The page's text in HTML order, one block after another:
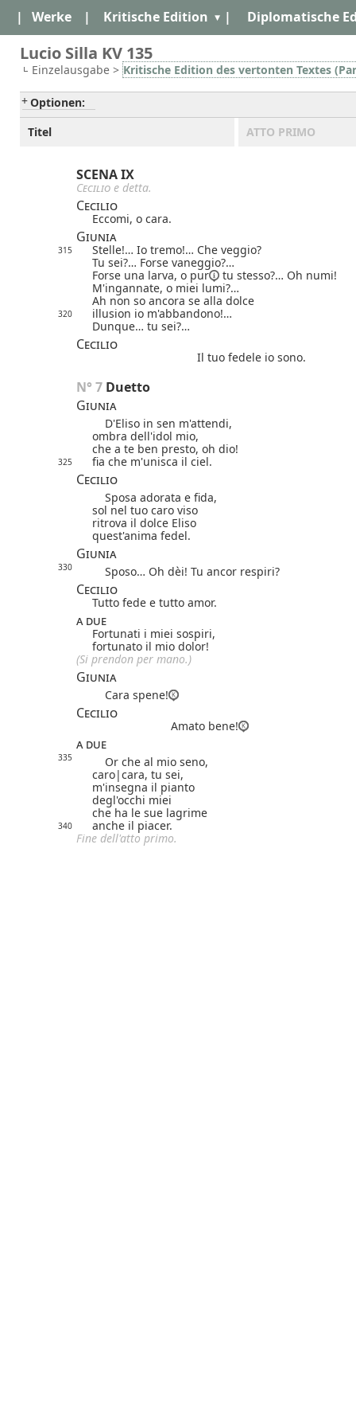
| Werke | Kritische Edition | Diplomatische
Lucio Silla KV 135
Einzelausgabe > Kritische Edition des vertonten Textes
Optionen:
Titel
ATTO PRIMO
SCENA IX
Cecilio e detta.
Cecilio
Eccomi, o cara.
Giunia
315
Stelle!… Io tremo!… Che veggio?
Tu sei?… Forse vaneggio?…
Forse una larva, o pur
tu stesso?… Oh numi!
M'ingannate, o miei lumi?…
Ah non so ancora se alla dolce
320
illusion io m'abbandono!…
Dunque… tu sei?…
Cecilio
Il tuo fedele io sono.
N° 7 Duetto
Giunia
D'Eliso in sen m'attendi,
ombra dell'idol mio,
che a te ben presto, oh dio!
325 fia che m'unisca il ciel.
Cecilio
Sposa adorata e fida,
sol nel tuo caro viso
ritrova il dolce Eliso
quest'anima fedel.
Giunia
330 Sposo… Oh dèi! Tu ancor respiri?
Cecilio
Tutto fede e tutto amor.
a due
Fortunati i miei sospiri,
fortunato il mio dolor!
(Si prendon per mano.)
Giunia
Cara spene!
Cecilio
Amato bene!
a due
335
Or che al mio seno,
caro|cara, tu sei,
m'insegna il pianto
degl'occhi miei
che ha le sue lagrime
340
anche il piacer.
Fine dell'atto primo.